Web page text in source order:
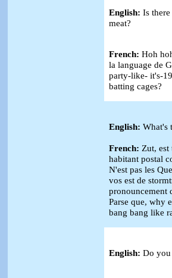
English: Is
meat?
French: Hoh
la language de
party-like- it's-
batting cages?
English: What's
French: Zut,
habitant postal
N'est pas les
vos est de
pronouncement
Parse que, why
bang bang like
English: Do you